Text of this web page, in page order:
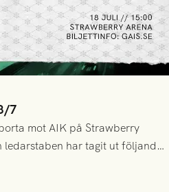
7
mot AIK på Strawberry
ledarstaben har tagit ut följande